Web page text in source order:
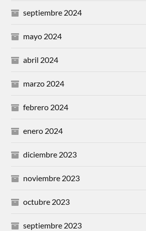
septiembre 2024
mayo 2024
abril 2024
marzo 2024
febrero 2024
enero 2024
diciembre 2023
noviembre 2023
octubre 2023
septiembre 2023